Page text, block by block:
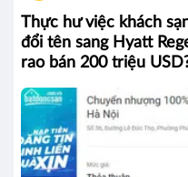
Thực hư việc khách
đổi tên sang Hyatt
rao bán 200 triệu